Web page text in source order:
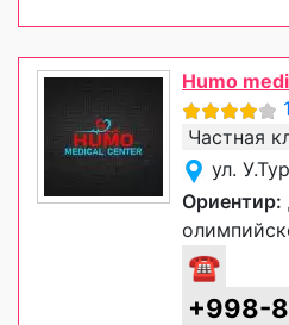
Humo
Частная
ул.
Ориентир:
☎
+998-